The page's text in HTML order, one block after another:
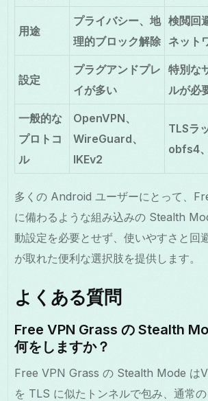
用途
プライバシー、地
理的ブロック解除
検閲回
ネット
設定
プラグアンドプレ
イが多い
特別な
ルが必
一般的な
プロトコ
ル
OpenVPN、
WireGuard、
IKEv2
TLSラ
obfs4
多くの Android ユーザーにとって、
に備わるような組み込みの Stealth
動設定を必要とせず、使いやすさと回
が取れた便利な選択肢を提供します。
よくある質問
Free VPN Grass の Stealth
何をしますか？
Free VPN Grass の Stealth Mode は
を TLS に似たトンネルで包み、通常